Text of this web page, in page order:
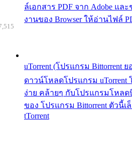
ล์เอกสาร PDF จาก Adobe แล
งานของ Browser ให้อ่านไฟล์
uTorrent (โปรแกรม Bittorrent
ดาวน์โหลดโปรแกรม uTorrent
ง่าย คล้ายๆ กับโปรแกรมโหลด
ของ โปรแกรม Bittorrent ตัวนี้เ
tTorrent